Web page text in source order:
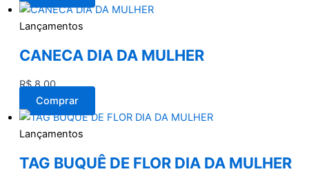
Lançamentos
CANECA DIA DA MULHER
R$8,00
Comprar
Lançamentos
TAG BUQUÊ DE FLOR DIA DA MULHER